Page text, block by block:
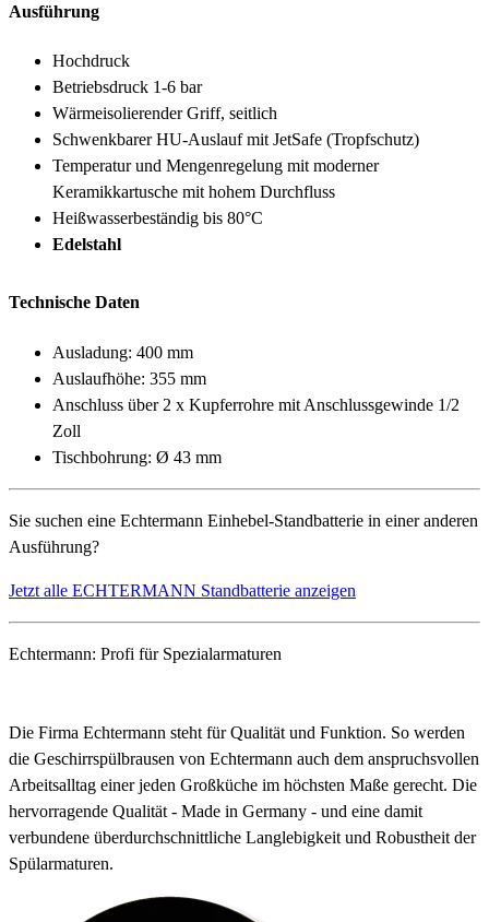
Ausführung
Hochdruck
Betriebsdruck 1-6 bar
Wärmeisolierender Griff, seitlich
Schwenkbarer HU-Auslauf mit JetSafe (Tropfschutz)
Temperatur und Mengenregelung mit moderner
Keramikkartusche mit hohem Durchfluss
Heißwasserbeständig bis 80°C
Edelstahl
Technische Daten
Ausladung: 400 mm
Auslaufhöhe: 355 mm
Anschluss über 2 x Kupferrohre mit Anschlussgewinde 1/2
Zoll
Tischbohrung: Ø 43 mm
Sie suchen eine Echtermann Einhebel-Standbatterie in einer anderen
Ausführung?
Jetzt alle ECHTERMANN Standbatterie anzeigen
Echtermann: Profi für Spezialarmaturen
Die Firma Echtermann steht für Qualität und Funktion. So werden
die Geschirrspülbrausen von Echtermann auch dem anspruchsvollen
Arbeitsalltag einer jeden Großküche im höchsten Maße gerecht. Die
hervorragende Qualität - Made in Germany - und eine damit
verbundene überdurchschnittliche Langlebigkeit und Robustheit der
Spülarmaturen.